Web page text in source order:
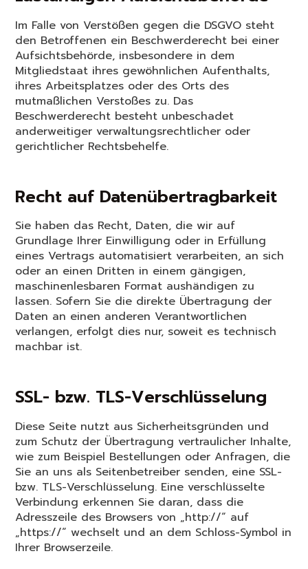
Im Falle von Verstößen gegen die DSGVO steht
den Betroffenen ein Beschwerderecht bei einer
Aufsichtsbehörde, insbesondere in dem
Mitgliedstaat ihres gewöhnlichen Aufenthalts,
ihres Arbeitsplatzes oder des Orts des
mutmaßlichen Verstoßes zu. Das
Beschwerderecht besteht unbeschadet
anderweitiger verwaltungsrechtlicher oder
gerichtlicher Rechtsbehelfe.
Recht auf Datenübertragbarkeit
Sie haben das Recht, Daten, die wir auf
Grundlage Ihrer Einwilligung oder in Erfüllung
eines Vertrags automatisiert verarbeiten, an sich
oder an einen Dritten in einem gängigen,
maschinenlesbaren Format aushändigen zu
lassen. Sofern Sie die direkte Übertragung der
Daten an einen anderen Verantwortlichen
verlangen, erfolgt dies nur, soweit es technisch
machbar ist.
SSL- bzw. TLS-Verschlüsselung
Diese Seite nutzt aus Sicherheitsgründen und
zum Schutz der Übertragung vertraulicher Inhalte,
wie zum Beispiel Bestellungen oder Anfragen, die
Sie an uns als Seitenbetreiber senden, eine SSL-
bzw. TLS-Verschlüsselung. Eine verschlüsselte
Verbindung erkennen Sie daran, dass die
Adresszeile des Browsers von „http://“ auf
„https://“ wechselt und an dem Schloss-Symbol in
Ihrer Browserzeile.